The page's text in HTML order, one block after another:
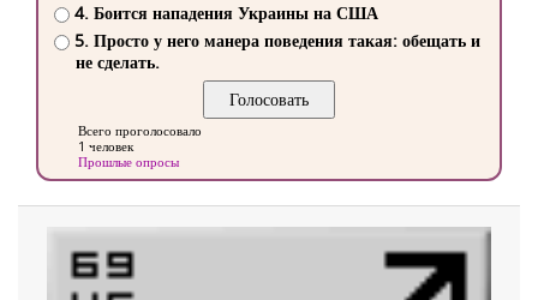
4. Боится нападения Украины на США
5. Просто у него манера поведения такая: обещать и
не сделать.
Всего проголосовало
1 человек
Прошлые опросы